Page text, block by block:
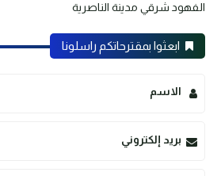
الفهود شرقي مدينة الناصرية
ابعثوا بمقترحاتكم راسلونا
الاسم
بريد إلكتروني